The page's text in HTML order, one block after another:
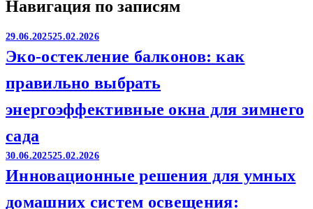
Навигация по записям
29.06.202525.02.2026
Эко-остекление балконов: как
правильно выбрать
энергоэффективные окна для зимнего
сада
30.06.202525.02.2026
Инновационные решения для умных
домашних систем освещения: